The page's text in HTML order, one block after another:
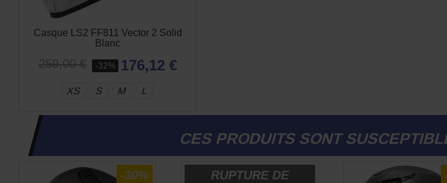
Casque LS2 FF811 Vector 2 Solid
Blanc
259,00 € -32% 176,12 €
XS S M L
CES PRODUITS SONT
-30% -55%
RUPTURE DE